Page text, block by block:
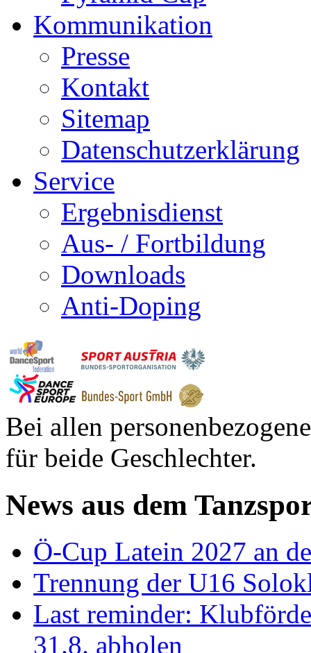
Kommunikation
Presse
Kontakt
Sitemap
Datenschutzerklärung
Service
Ergebnisdienst
Aus- / Fortbildung
Downloads
Anti-Doping
Bei allen
für beide Geschlechter.
News aus dem
Ö-Cup Latein 2027 an
Trennung der U16
Last reminder:
31.8. abholen